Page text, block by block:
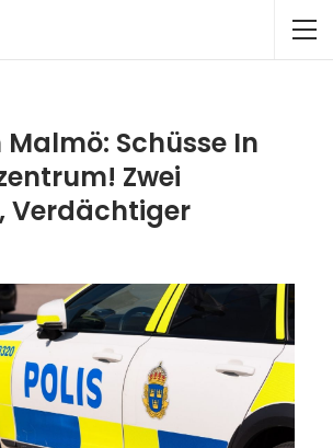
Schüsse In
Zwei
Verdächtiger